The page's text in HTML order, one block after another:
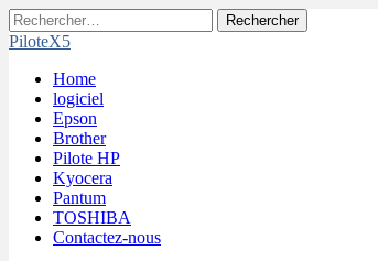
Rechercher :
PiloteX5
Main
menu
Skip
content
Home
logiciel
Epson
Brother
Pilote HP
Kyocera
Pantum
TOSHIBA
Contactez-nous